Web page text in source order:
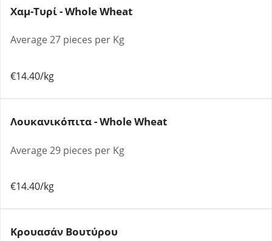
Χαμ-Τυρί - Whole Wheat
Average 27 pieces per Kg
€14.40/kg
Λουκανικόπιτα - Whole Wheat
Average 29 pieces per Kg
€14.40/kg
Κρουασάν Βουτύρου